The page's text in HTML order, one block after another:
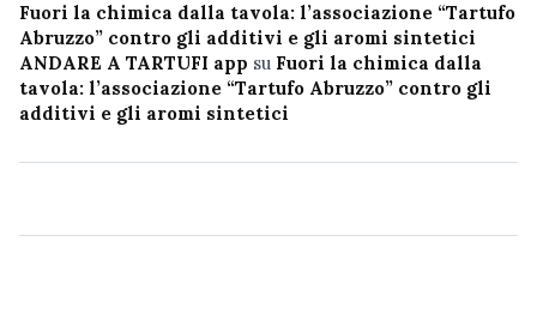
Fuori la chimica dalla tavola: l’associazione “Tartufo
Abruzzo” contro gli additivi e gli aromi sintetici
ANDARE A TARTUFI app su Fuori la chimica dalla
tavola: l’associazione “Tartufo Abruzzo” contro gli
additivi e gli aromi sintetici